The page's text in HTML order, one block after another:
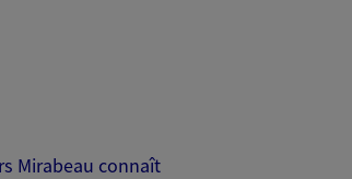
Mirabeau connaît